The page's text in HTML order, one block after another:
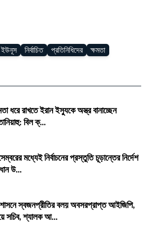
নির্বাচিত প্রতিনিধিদের ক্ষমতা
ধরে রাখতে ইরান ইস্যুকে অস্ত্র বানাচ্ছেন
বিল ক্...
মধ্যেই নির্বাচনের প্রস্তুতি চূড়ান্তের নির্দেশ
উ...
স্বজনপ্রীতির বলয় অবসরপ্রাপ্ত আইজিপি,
সচিব, শ্যালক আ...